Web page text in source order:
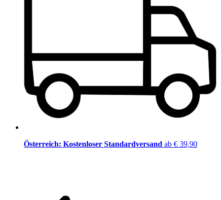
Österreich: Kostenloser Standardversand ab € 39,90